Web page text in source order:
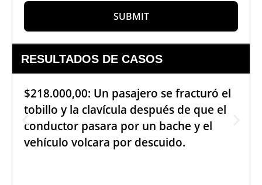
SUBMIT
RESULTADOS DE CASOS
$218.000,00: Un pasajero se fracturó el
tobillo y la clavícula después de que el
conductor pasara por un bache y el
vehículo volcara por descuido.